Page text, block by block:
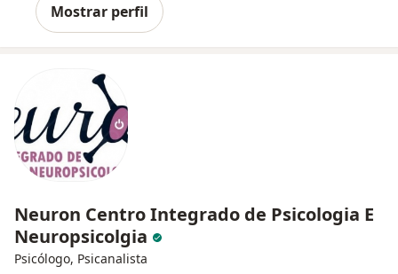
Mostrar perfil
Neuron Centro Integrado de Psicologia E
Neuropsicolgia
Psicólogo, Psicanalista